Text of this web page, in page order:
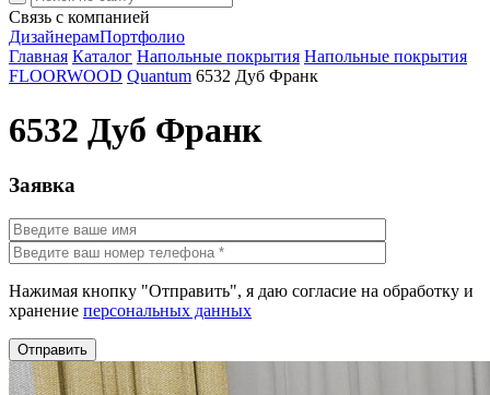
Связь с компанией
ДизайнерамПортфолио
Главная Каталог Напольные покрытия Напольные покрытия
FLOORWOOD Quantum 6532 Дуб Франк
6532 Дуб Франк
Заявка
Нажимая кнопку "Отправить", я даю согласие на обработку и
хранение персональных данных
Отправить